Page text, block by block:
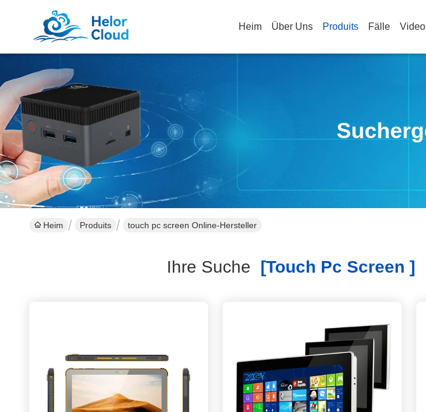
Heim Über Uns Produits Fälle Video
Heim Produits touch pc screen Online-Hersteller
Ihre Suche [touch Pc Screen ]